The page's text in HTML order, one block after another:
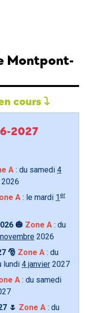
Montpont-
cours
2027
A : du samedi 4
2026
A : le mardi 1 er
🎃 Zone A : du
2026
🎅 Zone A : du
lundi 4 janvier 2027
A : du samedi
🌷 Zone A : du